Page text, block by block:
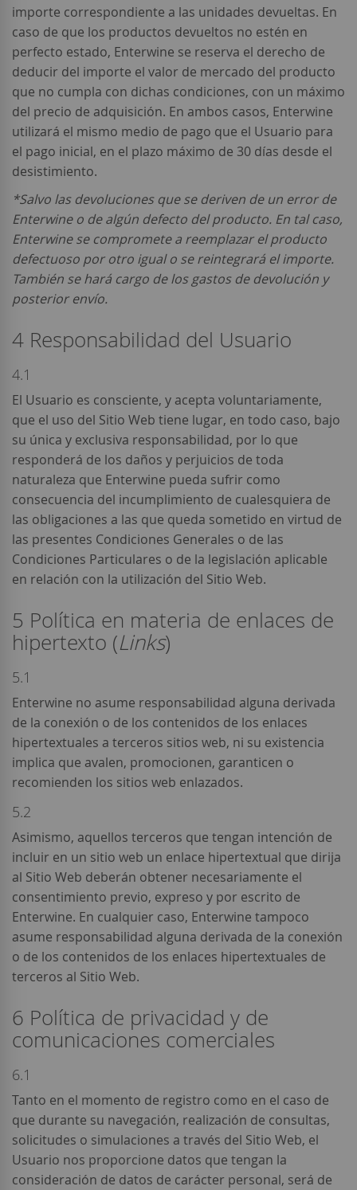
importe correspondiente a las unidades devueltas. En
caso de que los productos devueltos no estén en
perfecto estado, Enterwine se reserva el derecho de
deducir del importe el valor de mercado del producto
que no cumpla con dichas condiciones, con un máximo
del precio de adquisición. En ambos casos, Enterwine
utilizará el mismo medio de pago que el Usuario para
el pago inicial, en el plazo máximo de 30 días desde el
desistimiento.
*Salvo las devoluciones que se deriven de un error de
Enterwine o de algún defecto del producto. En tal caso,
Enterwine se compromete a reemplazar el producto
defectuoso por otro igual o se reintegrará el importe.
También se hará cargo de los gastos de devolución y
posterior envío.
4 Responsabilidad del Usuario
4.1
El Usuario es consciente, y acepta voluntariamente,
que el uso del Sitio Web tiene lugar, en todo caso, bajo
su única y exclusiva responsabilidad, por lo que
responderá de los daños y perjuicios de toda
naturaleza que Enterwine pueda sufrir como
consecuencia del incumplimiento de cualesquiera de
las obligaciones a las que queda sometido en virtud de
las presentes Condiciones Generales o de las
Condiciones Particulares o de la legislación aplicable
en relación con la utilización del Sitio Web.
5 Política en materia de enlaces de
hipertexto (Links)
5.1
Enterwine no asume responsabilidad alguna derivada
de la conexión o de los contenidos de los enlaces
hipertextuales a terceros sitios web, ni su existencia
implica que avalen, promocionen, garanticen o
recomienden los sitios web enlazados.
5.2
Asimismo, aquellos terceros que tengan intención de
incluir en un sitio web un enlace hipertextual que dirija
al Sitio Web deberán obtener necesariamente el
consentimiento previo, expreso y por escrito de
Enterwine. En cualquier caso, Enterwine tampoco
asume responsabilidad alguna derivada de la conexión
o de los contenidos de los enlaces hipertextuales de
terceros al Sitio Web.
6 Política de privacidad y de
comunicaciones comerciales
6.1
Tanto en el momento de registro como en el caso de
que durante su navegación, realización de consultas,
solicitudes o simulaciones a través del Sitio Web, el
Usuario nos proporcione datos que tengan la
consideración de datos de carácter personal, será de